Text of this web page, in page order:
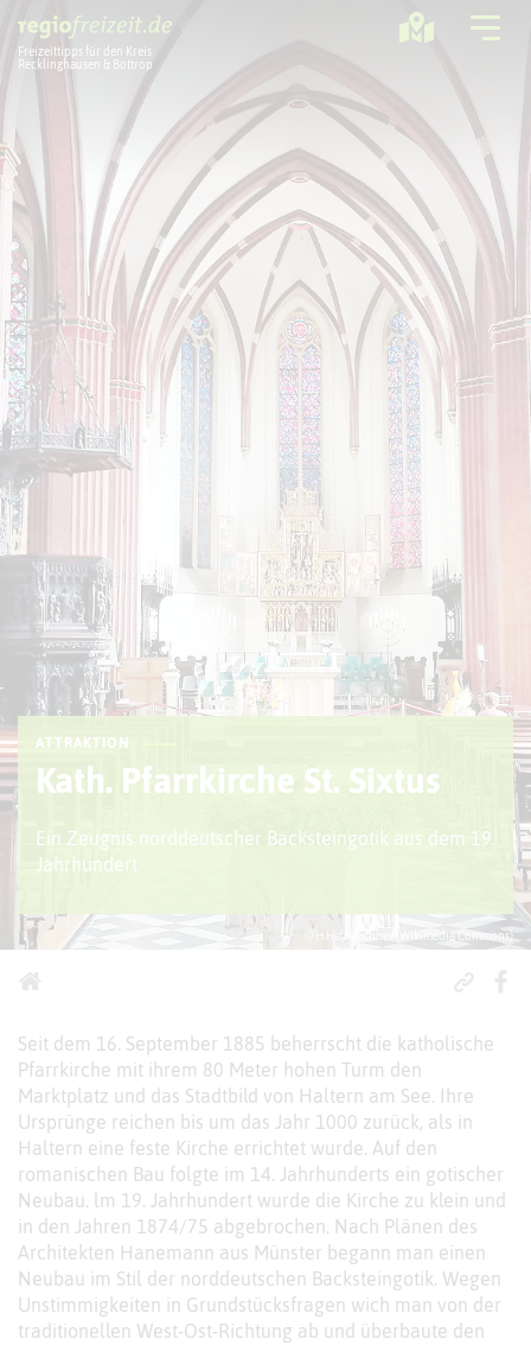
Freizeittipps für den Kreis
Recklinghausen & Bottrop
Ausflugstipps
Sport + Bewegung
Aktuelles
Freizeitregion
© H.Helmlechner (Wikimedia Commons)
ATTRAKTION
Kath. Pfarrkirche St. Sixtus
Ein Zeugnis norddeutscher Backsteingotik aus dem 19.
Jahrhundert
Seit dem 16. September 1885 beherrscht die katholische
Pfarrkirche mit ihrem 80 Meter hohen Turm den
Marktplatz und das Stadtbild von Haltern am See. Ihre
Ursprünge reichen bis um das Jahr 1000 zurück, als in
Haltern eine feste Kirche errichtet wurde. Auf den
romanischen Bau folgte im 14. Jahrhunderts ein gotischer
Neubau. lm 19. Jahrhundert wurde die Kirche zu klein und
in den Jahren 1874/75 abgebrochen. Nach Plänen des
Architekten Hanemann aus Münster begann man einen
Neubau im Stil der norddeutschen Backsteingotik. Wegen
Unstimmigkeiten in Grundstücksfragen wich man von der
traditionellen West-Ost-Richtung ab und überbaute den